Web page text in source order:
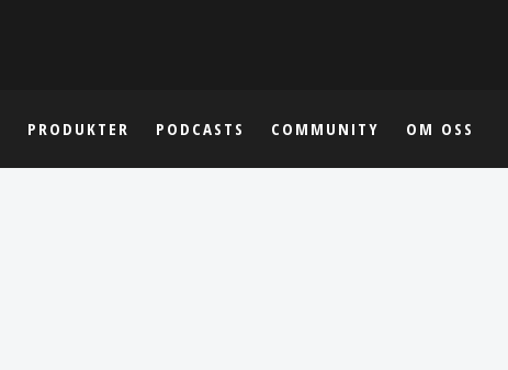
PRODUKTER PODCASTS COMMUNITY OM OSS